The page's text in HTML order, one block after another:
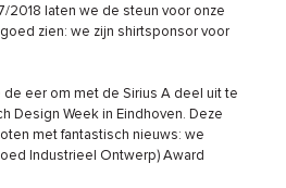
2018 laten we de steun voor onze
zien: we zijn shirtsponsor voor
de eer om met de Sirius A deel uit te
Design Week in Eindhoven. Deze
met fantastisch nieuws: we
Industrieel Ontwerp) Award